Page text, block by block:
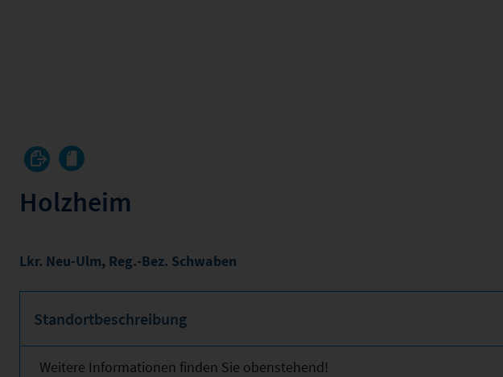
Holzheim
Lkr. Neu-Ulm, Reg.-Bez. Schwaben
Standortbeschreibung
Weitere Informationen finden Sie obenstehend!